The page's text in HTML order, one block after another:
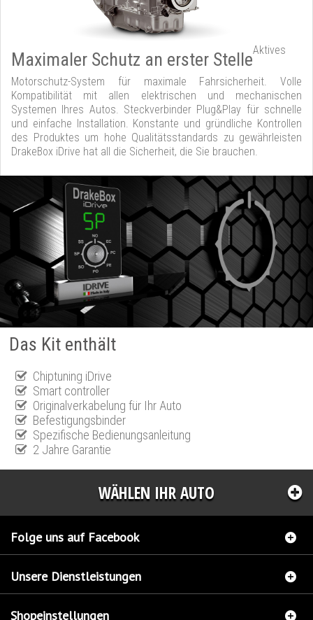
Maximaler Schutz an erster StelleAktives
Motorschutz-System für maximale Fahrsicherheit. Volle
Kompatibilität mit allen elektrischen und mechanischen
Systemen Ihres Autos. Steckverbinder Plug&Play für schnelle
und einfache Installation. Konstante und gründliche Kontrollen
des Produktes um hohe Qualitätsstandards zu gewährleisten
DrakeBox iDrive hat all die Sicherheit, die Sie brauchen.
Das Kit enthält
Chiptuning iDrive
Smart controller
Originalverkabelung für Ihr Auto
Befestigungsbinder
Spezifische Bedienungsanleitung
2 Jahre Garantie
WÄHLEN IHR AUTO
Folge uns auf Facebook
Unsere Dienstleistungen
Shopeinstellungen